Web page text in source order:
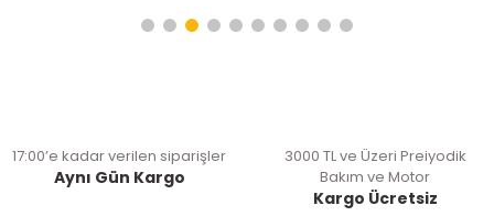
17:00’e kadar verilen siparişler
Aynı Gün Kargo
3000 TL ve Üzeri Preiyodik
Bakım ve Motor
Kargo Ücretsiz